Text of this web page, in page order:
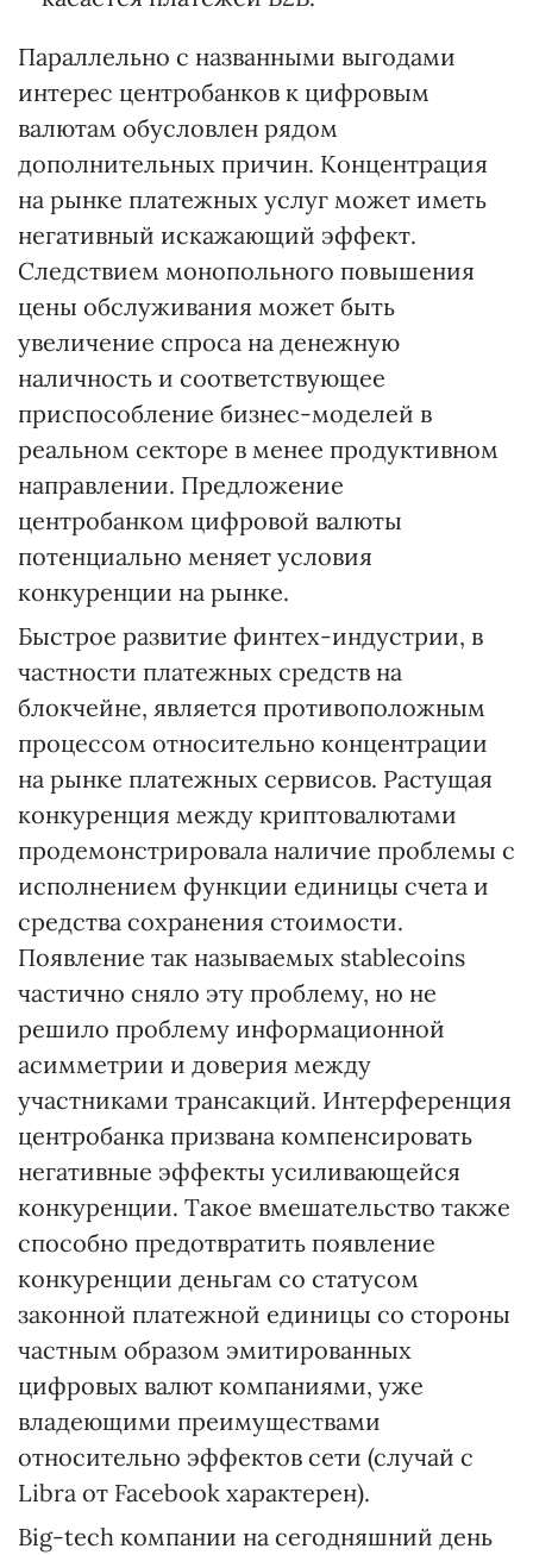
Параллельно с названными выгодами
интерес центробанков к цифровым
валютам обусловлен рядом
дополнительных причин. Концентрация
на рынке платежных услуг может иметь
негативный искажающий эффект.
Следствием монопольного повышения
цены обслуживания может быть
увеличение спроса на денежную
наличность и соответствующее
приспособление бизнес-моделей в
реальном секторе в менее продуктивном
направлении. Предложение
центробанком цифровой валюты
потенциально меняет условия
конкуренции на рынке.
Быстрое развитие финтех-индустрии, в
частности платежных средств на
блокчейне, является противоположным
процессом относительно концентрации
на рынке платежных сервисов. Растущая
конкуренция между криптовалютами
продемонстрировала наличие проблемы с
исполнением функции единицы счета и
средства сохранения стоимости.
Появление так называемых stablecoins
частично сняло эту проблему, но не
решило проблему информационной
асимметрии и доверия между
участниками трансакций. Интерференция
центробанка призвана компенсировать
негативные эффекты усиливающейся
конкуренции. Такое вмешательство также
способно предотвратить появление
конкуренции деньгам со статусом
законной платежной единицы со стороны
частным образом эмитированных
цифровых валют компаниями, уже
владеющими преимуществами
относительно эффектов сети (случай с
Libra от Facebook характерен).
Big-tech компании на сегодняшний день